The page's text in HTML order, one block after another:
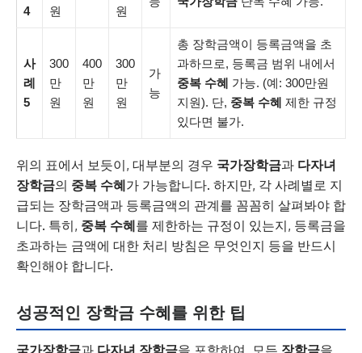
4
원
원
사
례
5
300
만
원
400
만
원
300
만
원
가
능
총 장학금액이 등록금액을 초
과하므로, 등록금 범위 내에서
중복 수혜 가능. (예: 300만원
지원). 단, 중복 수혜 제한 규정
있다면 불가.
위의 표에서 보듯이, 대부분의 경우 국가장학금과 다자녀
장학금의 중복 수혜가 가능합니다. 하지만, 각 사례별로 지
급되는 장학금액과 등록금액의 관계를 꼼꼼히 살펴봐야 합
니다. 특히, 중복 수혜를 제한하는 규정이 있는지, 등록금을
초과하는 금액에 대한 처리 방침은 무엇인지 등을 반드시
확인해야 합니다.
성공적인 장학금 수혜를 위한 팁
국가장학금과 다자녀 장학금을 포함하여, 모든 장학금을